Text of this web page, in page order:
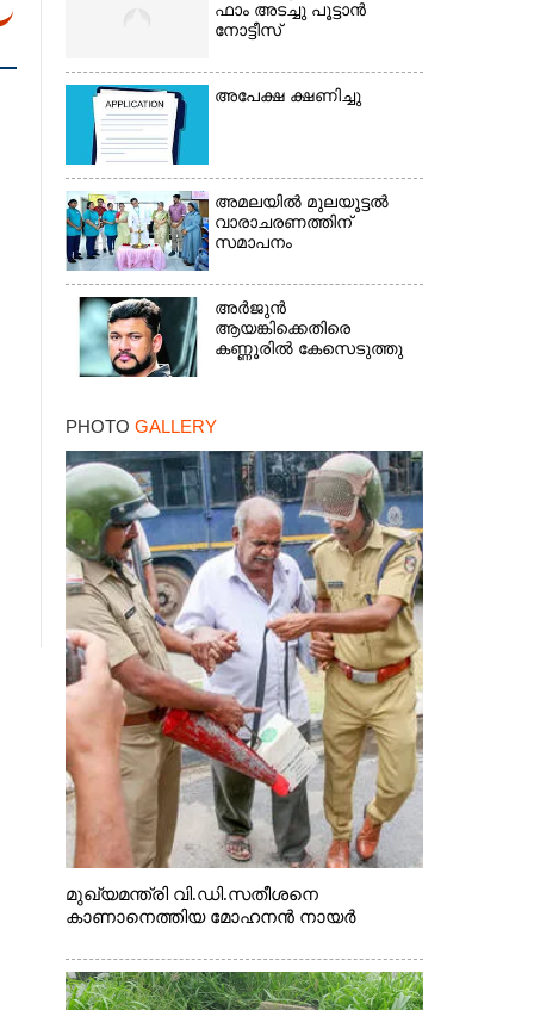
ഫാം അടച്ചു പൂട്ടാൻ
നോട്ടീസ്
അപേക്ഷ ക്ഷണിച്ചു
അമലയിൽ മുലയൂട്ടൽ
വാരാചരണത്തിന്
സമാപനം
അർജുൻ
ആയങ്കിക്കെതിരെ
കണ്ണൂരിൽ കേസെടുത്തു
PHOTO GALLERY
മുഖ്യമന്ത്രി വി.ഡി.സതീശനെ
കാണാനെത്തിയ മോഹനൻ നായർ
×